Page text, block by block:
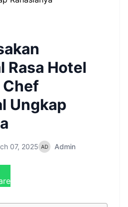
Rasa Hotel
Chef
Ungkap
07, 2025 Admin